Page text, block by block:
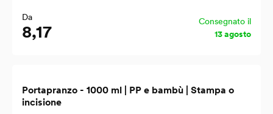
Da
8,17
Consegnato il
13 agosto
Portapranzo - 1000 ml | PP e bambù | Stampa o
incisione